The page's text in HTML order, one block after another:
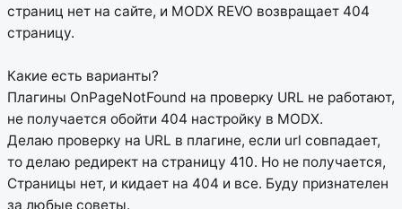
страниц нет на сайте, и MODX REVO возвращает 404
страницу.
Какие есть варианты?
Плагины OnPageNotFound на проверку URL не работают,
не получается обойти 404 настройку в MODX.
Делаю проверку на URL в плагине, если url совпадает,
то делаю редирект на страницу 410. Но не получается,
Страницы нет, и кидает на 404 и все. Буду признателен
за любые советы.